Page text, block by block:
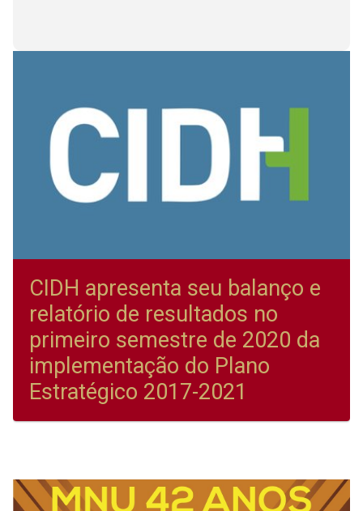
CIDH apresenta seu balanço e
relatório de resultados no
primeiro semestre de 2020 da
implementação do Plano
Estratégico 2017-2021